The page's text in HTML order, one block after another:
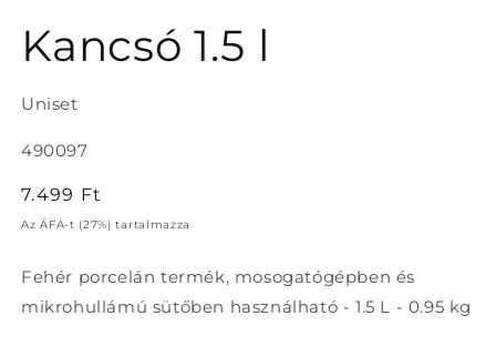
megnyitása
Kancsó 1.5 l
Uniset
Termékváltozat:
490097
Normál
ár
7.499 Ft
Az ÁFA-t (27%) tartalmazza
Fehér porcelán termék, mosogatógépben és
mikrohullámú sütőben használható - 1.5 L - 0.95 kg